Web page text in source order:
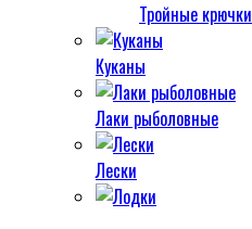
Тройные крючки
Куканы
Лаки рыболовные
Лески